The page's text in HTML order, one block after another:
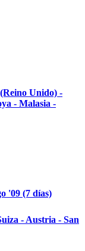
Unido) -
- Malasia -
'09 (7 días)
- Austria - San